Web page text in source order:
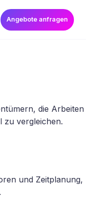
Angebote anfragen
die Arbeiten
zu vergleichen.
und Zeitplanung,